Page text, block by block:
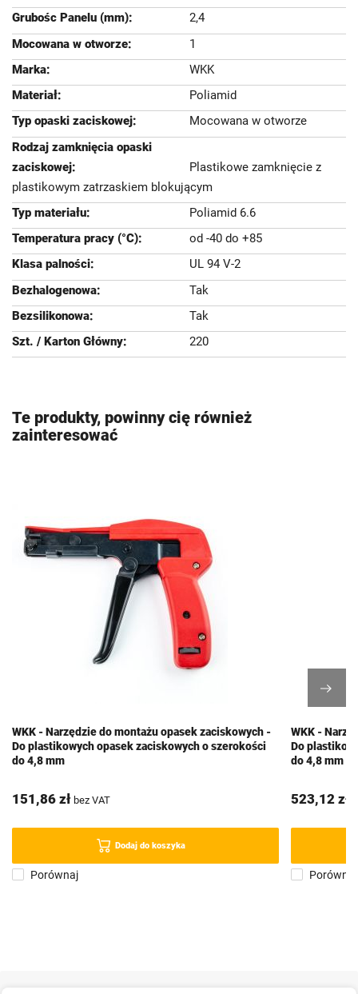
2,4
1
WKK
Poliamid
Mocowana w otworze
Plastikowe zamknięcie z
plastikowym zatrzaskiem blokującym
Poliamid 6.6
od -40 do +85
UL 94 V-2
Tak
Tak
220
Te produkty, powinny cię również
zainteresować
WKK - Narzędzie do montażu opasek zaciskowych -
Do plastikowych opasek zaciskowych o szerokości
do 4,8 mm
151,86 zł bez VAT
Dodaj do koszyka
Porównaj
WKK -
Do
do 4,8 mm -
523,12 zł
Porównaj